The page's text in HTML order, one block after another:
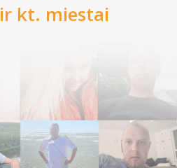
ir kt. miestai